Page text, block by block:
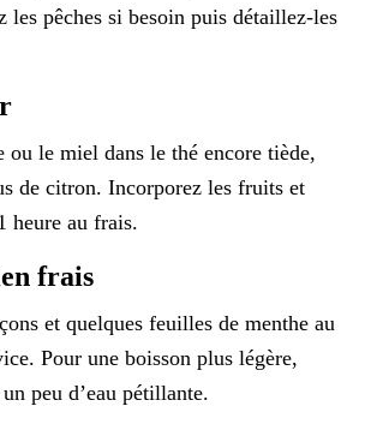
les pêches si besoin puis détaillez-les
ou le miel dans le thé encore tiède,
de citron. Incorporez les fruits et
heure au frais.
frais
et quelques feuilles de menthe au
Pour une boisson plus légère,
peu d’eau pétillante.